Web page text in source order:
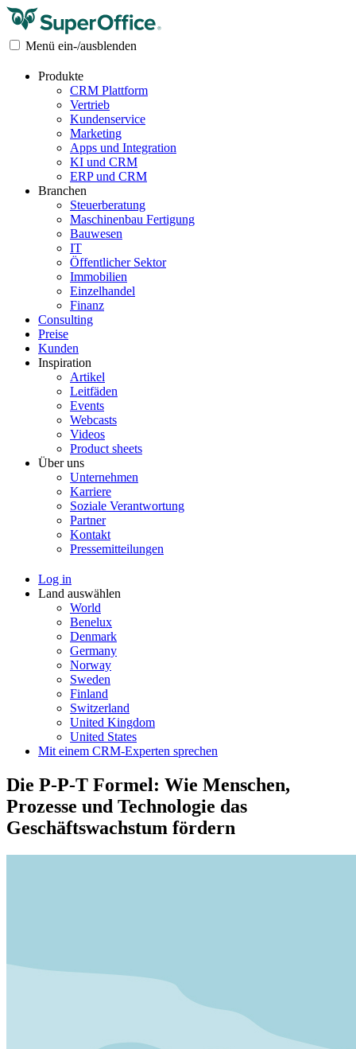
Menü ein-/ausblenden
Produkte
CRM Plattform
Vertrieb
Kundenservice
Marketing
Apps und Integration
KI und CRM
ERP und CRM
Branchen
Steuerberatung
Maschinenbau Fertigung
Bauwesen
IT
Öffentlicher Sektor
Immobilien
Einzelhandel
Finanz
Consulting
Preise
Kunden
Inspiration
Artikel
Leitfäden
Events
Webcasts
Videos
Product sheets
Über uns
Unternehmen
Karriere
Soziale Verantwortung
Partner
Kontakt
Pressemitteilungen
Log in
Land auswählen
World
Benelux
Denmark
Germany
Norway
Sweden
Finland
Switzerland
United Kingdom
United States
Mit einem CRM-Experten sprechen
Die P-P-T Formel: Wie Menschen,
Prozesse und Technologie das
Geschäftswachstum fördern